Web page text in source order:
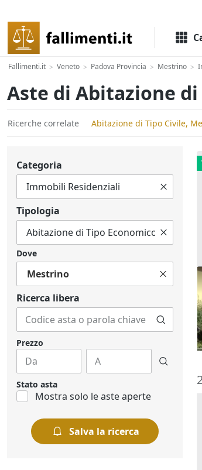
Fallimenti.it > Veneto > Padova Provincia > Mestrino >
Aste di Abitazione
Ricerche correlate Abitazione di Tipo Civile,
Categoria
Tipologia
Dove
Mestrino
Ricerca libera
Prezzo
Stato asta
Mostra solo le aste aperte
Salva la ricerca